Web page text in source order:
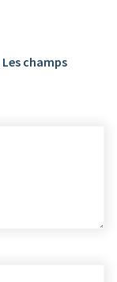
Les champs